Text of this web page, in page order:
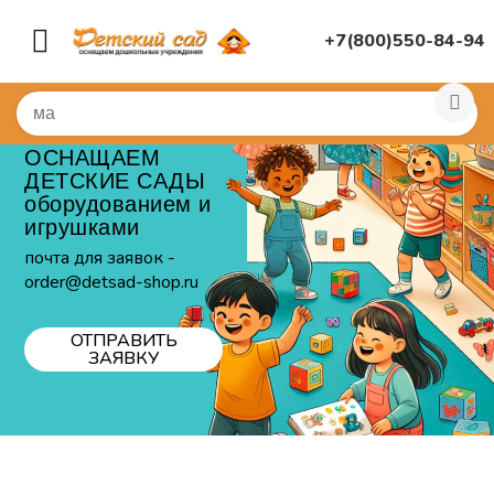
+7(800)550-84-94
ОСНАЩАЕМ
ДЕТСКИЕ САДЫ
оборудованием и
игрушками
почта для заявок -
order@detsad-shop.ru
ОТПРАВИТЬ
ЗАЯВКУ